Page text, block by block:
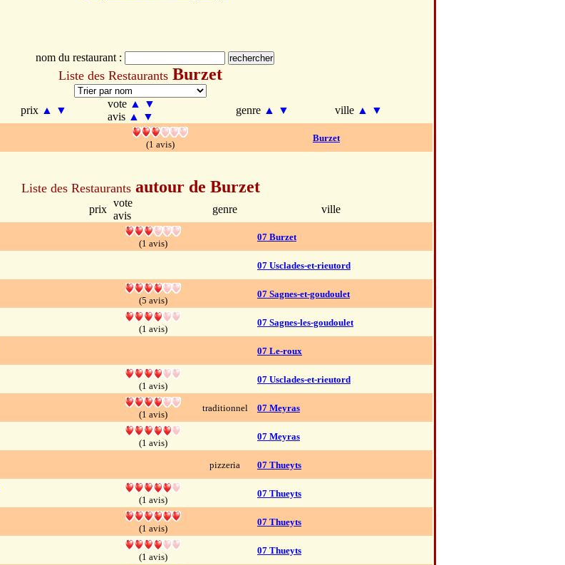
nom du restaurant :
Liste des Restaurants Burzet
prix ▲ ▼
vote ▲
▼
avis ▲ ▼
genre ▲ ▼ ville ▲
▼
(1 avis)
Burzet
Liste des Restaurants autour de Burzet
prix
vote
avis
genre
ville
(1 avis)
07 Burzet
07 Usclades-et-rieutord
(5 avis)
07 Sagnes-et-goudoulet
(1 avis)
07 Sagnes-les-goudoulet
07 Le-roux
(1 avis)
07 Usclades-et-rieutord
(1 avis)
traditionnel 07 Meyras
(1 avis)
07 Meyras
pizzeria 07 Thueyts
(1 avis)
07 Thueyts
(1 avis)
07 Thueyts
(1 avis)
07 Thueyts